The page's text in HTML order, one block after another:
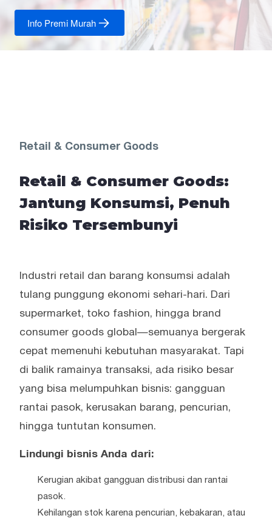
Info Premi Murah
Retail & Consumer Goods
Retail & Consumer Goods:
Jantung Konsumsi, Penuh
Risiko Tersembunyi
Industri retail dan barang konsumsi adalah
tulang punggung ekonomi sehari-hari. Dari
supermarket, toko fashion, hingga brand
consumer goods global—semuanya bergerak
cepat memenuhi kebutuhan masyarakat. Tapi
di balik ramainya transaksi, ada risiko besar
yang bisa melumpuhkan bisnis: gangguan
rantai pasok, kerusakan barang, pencurian,
hingga tuntutan konsumen.
Lindungi bisnis Anda dari:
Kerugian akibat gangguan distribusi dan rantai
pasok.
Kehilangan stok karena pencurian, kebakaran, atau